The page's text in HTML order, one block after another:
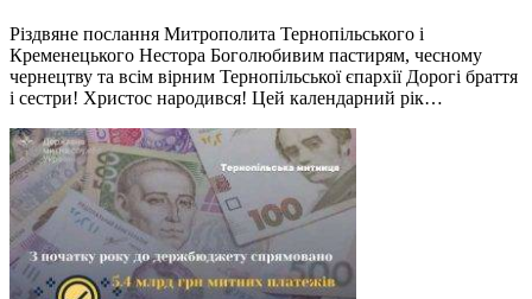
Різдвяне послання Митрополита Тернопільського і
Кременецького Нестора Боголюбивим пастирям, чесному
чернецтву та всім вірним Тернопільської єпархії Дорогі браття
і сестри! Христос народився! Цей календарний рік…